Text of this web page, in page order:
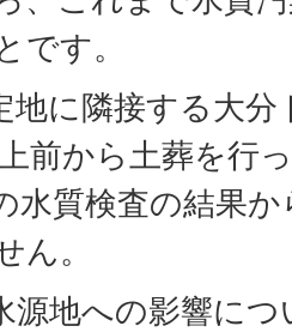
です。
に隣接する大
前から土葬を行
水質検査の結果
ん。
地への影響につ